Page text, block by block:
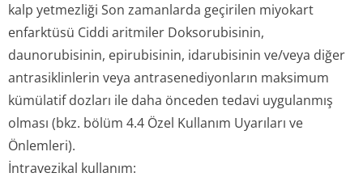
kalp yetmezliği Son zamanlarda geçirilen miyokart
enfarktüsü Ciddi aritmiler Doksorubisinin,
daunorubisinin, epirubisinin, idarubisinin ve/veya diğer
antrasiklinlerin veya antrasenediyonların maksimum
kümülatif dozları ile daha önceden tedavi uygulanmış
olması (bkz. bölüm 4.4 Özel Kullanım Uyarıları ve
Önlemleri).
İntravezikal kullanım: